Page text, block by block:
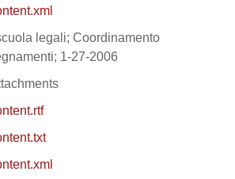
legali; Coordinamento
1-27-2006